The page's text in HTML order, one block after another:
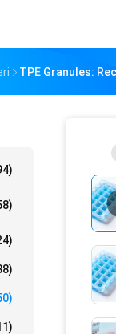
TPE Granules: